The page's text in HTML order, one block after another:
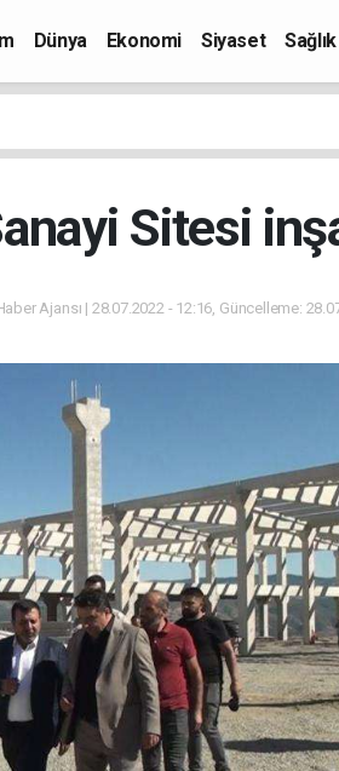
Dünya Ekonomi Siyaset Sağlık
Sitesi
Ajansı | 28.07.2022 - 12:16, Güncelleme: